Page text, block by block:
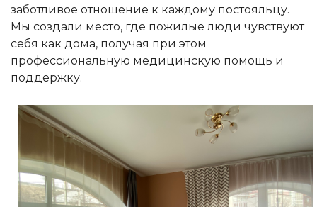
заботливое отношение к каждому постояльцу.
Мы создали место, где пожилые люди чувствуют
себя как дома, получая при этом
профессиональную медицинскую помощь и
поддержку.